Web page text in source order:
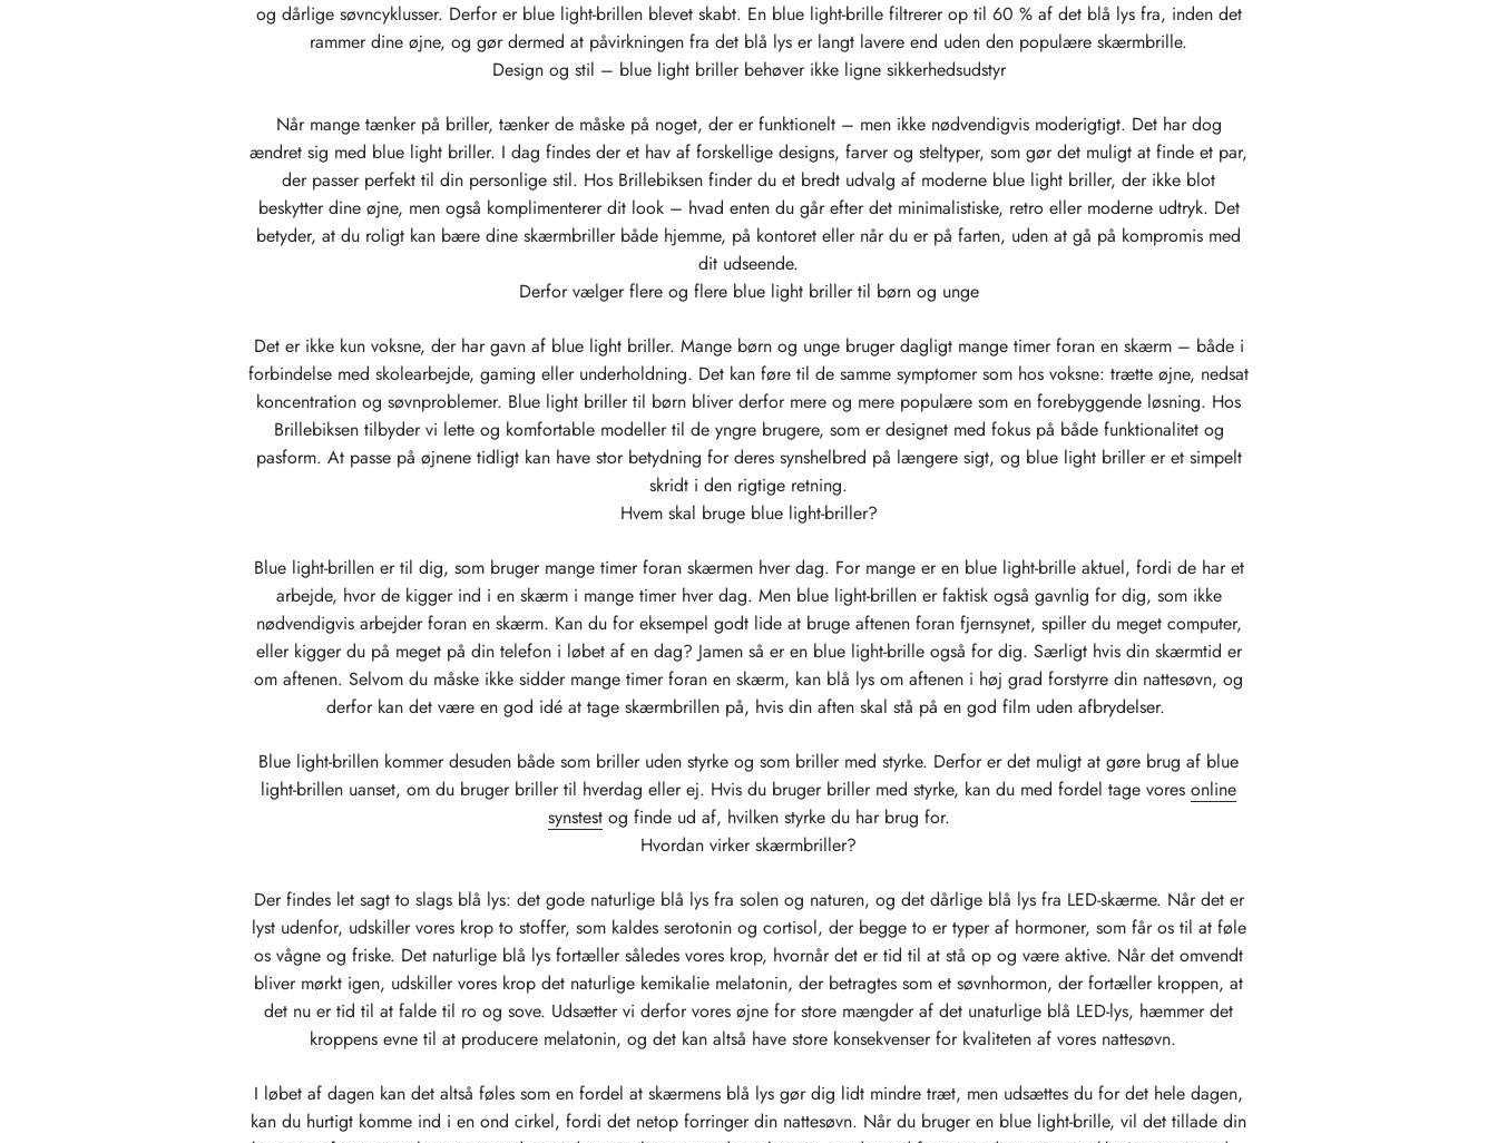
og dårlige søvncyklusser. Derfor er blue light-brillen blevet skabt. En blue light-brille filtrerer op til 60 % af det blå lys fra, inden det
rammer dine øjne, og gør dermed at påvirkningen fra det blå lys er langt lavere end uden den populære skærmbrille.
Design og stil – blue light briller behøver ikke ligne sikkerhedsudstyr
Når mange tænker på briller, tænker de måske på noget, der er funktionelt – men ikke nødvendigvis moderigtigt. Det har dog
ændret sig med blue light briller. I dag findes der et hav af forskellige designs, farver og steltyper, som gør det muligt at finde et par,
der passer perfekt til din personlige stil. Hos Brillebiksen finder du et bredt udvalg af moderne blue light briller, der ikke blot
beskytter dine øjne, men også komplimenterer dit look – hvad enten du går efter det minimalistiske, retro eller moderne udtryk. Det
betyder, at du roligt kan bære dine skærmbriller både hjemme, på kontoret eller når du er på farten, uden at gå på kompromis med
dit udseende.
Derfor vælger flere og flere blue light briller til børn og unge
Det er ikke kun voksne, der har gavn af blue light briller. Mange børn og unge bruger dagligt mange timer foran en skærm – både i
forbindelse med skolearbejde, gaming eller underholdning. Det kan føre til de samme symptomer som hos voksne: trætte øjne, nedsat
koncentration og søvnproblemer. Blue light briller til børn bliver derfor mere og mere populære som en forebyggende løsning. Hos
Brillebiksen tilbyder vi lette og komfortable modeller til de yngre brugere, som er designet med fokus på både funktionalitet og
pasform. At passe på øjnene tidligt kan have stor betydning for deres synshelbred på længere sigt, og blue light briller er et simpelt
skridt i den rigtige retning.
Hvem skal bruge blue light-briller?
Blue light-brillen er til dig, som bruger mange timer foran skærmen hver dag. For mange er en blue light-brille aktuel, fordi de har et
arbejde, hvor de kigger ind i en skærm i mange timer hver dag. Men blue light-brillen er faktisk også gavnlig for dig, som ikke
nødvendigvis arbejder foran en skærm. Kan du for eksempel godt lide at bruge aftenen foran fjernsynet, spiller du meget computer,
eller kigger du på meget på din telefon i løbet af en dag? Jamen så er en blue light-brille også for dig. Særligt hvis din skærmtid er
om aftenen. Selvom du måske ikke sidder mange timer foran en skærm, kan blå lys om aftenen i høj grad forstyrre din nattesøvn, og
derfor kan det være en god idé at tage skærmbrillen på, hvis din aften skal stå på en god film uden afbrydelser.
Blue light-brillen kommer desuden både som briller uden styrke og som briller med styrke. Derfor er det muligt at gøre brug af blue
light-brillen uanset, om du bruger briller til hverdag eller ej. Hvis du bruger briller med styrke, kan du med fordel tage vores online
synstestog finde ud af, hvilken styrke du har brug for.
Hvordan virker skærmbriller?
Der findes let sagt to slags blå lys: det gode naturlige blå lys fra solen og naturen, og det dårlige blå lys fra LED-skærme. Når det er
lyst udenfor, udskiller vores krop to stoffer, som kaldes serotonin og cortisol, der begge to er typer af hormoner, som får os til at føle
os vågne og friske. Det naturlige blå lys fortæller således vores krop, hvornår det er tid til at stå op og være aktive. Når det omvendt
bliver mørkt igen, udskiller vores krop det naturlige kemikalie melatonin, der betragtes som et søvnhormon, der fortæller kroppen, at
det nu er tid til at falde til ro og sove. Udsætter vi derfor vores øjne for store mængder af det unaturlige blå LED-lys, hæmmer det
kroppens evne til at producere melatonin, og det kan altså have store konsekvenser for kvaliteten af vores nattesøvn.
I løbet af dagen kan det altså føles som en fordel at skærmens blå lys gør dig lidt mindre træt, men udsættes du for det hele dagen,
kan du hurtigt komme ind i en ond cirkel, fordi det netop forringer din nattesøvn. Når du bruger en blue light-brille, vil det tillade din